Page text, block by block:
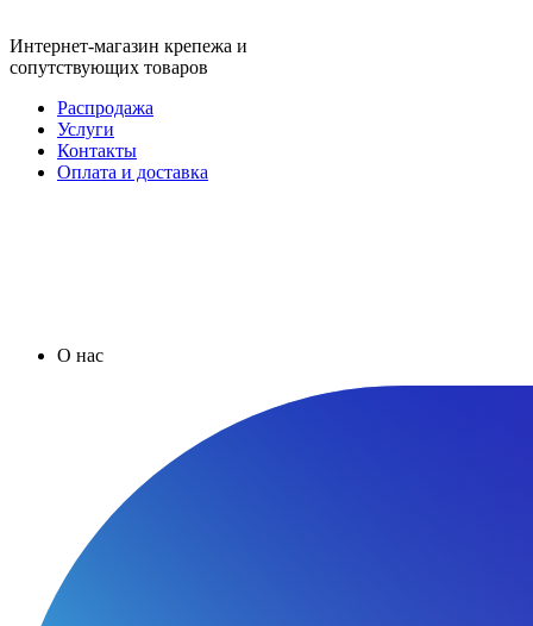
Интернет-магазин крепежа и
сопутствующих товаров
Распродажа
Услуги
Контакты
Оплата и доставка
О нас